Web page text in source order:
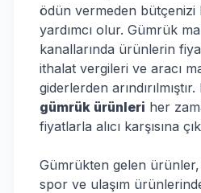
ödün vermeden bütçenizi
yardımcı olur. Gümrük
kanallarında ürünlerin
ithalat vergileri ve aracı
giderlerden
gümrük ürünleri her
fiyatlarla alıcı karşısına
Gümrükten gelen
spor ve ulaşım